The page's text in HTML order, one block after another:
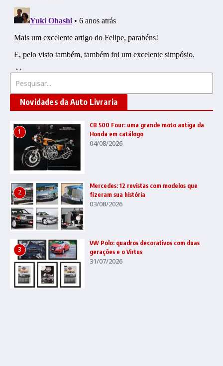
Novidades da Auto Livraria
1
CB 500 Four: uma grande moto antiga da
Honda em catálogo
04/08/2026
2
Mercedes: 12 revistas com modelos que
fizeram sua história
03/08/2026
3
VW Polo: quadros decorativos com duas
gerações e o Virtus
31/07/2026